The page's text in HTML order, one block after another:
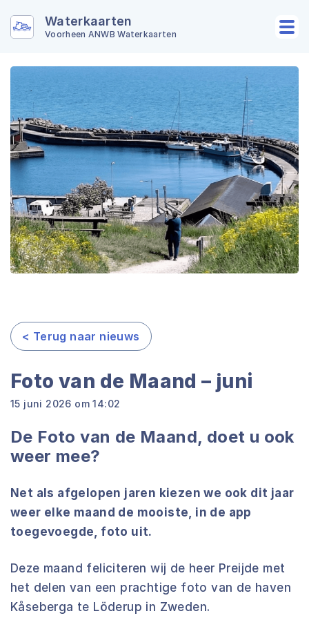
Waterkaarten
Voorheen ANWB Waterkaarten
< Terug naar nieuws
Foto van de Maand – juni
15 juni 2026 om 14:02
De Foto van de Maand, doet u ook
weer mee?
Net als afgelopen jaren kiezen we ook dit jaar
weer elke maand de mooiste, in de app
toegevoegde, foto uit.
Deze maand feliciteren wij de heer Preijde met
het delen van een prachtige foto van de haven
Kåseberga te Löderup in Zweden.